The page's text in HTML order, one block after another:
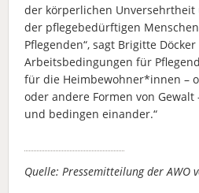
der körperlichen
der pflegebedürftigen
Pflegenden“, sagt Brigitte
Arbeitsbedingungen für
für die Heimbewohner*innen –
oder andere Formen von Gewalt
und bedingen einander.“
Quelle: Pressemitteilung der AWO